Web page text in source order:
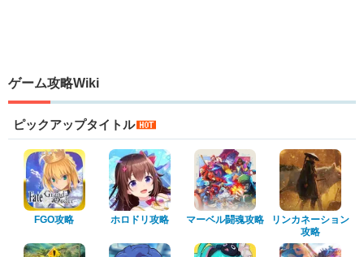
ゲーム攻略Wiki
ピックアップタイトル
FGO攻略 ホロドリ攻略 マーベル闘魂攻略
リンカネーション
攻略